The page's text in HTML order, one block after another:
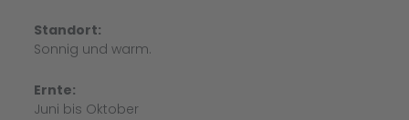
Standort:
Sonnig und warm.
Ernte:
Juni bis Oktober